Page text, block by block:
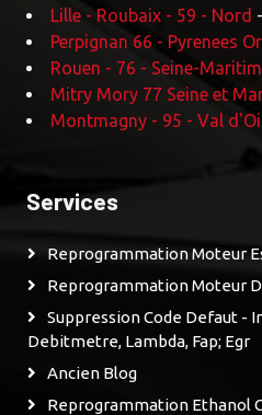
Lille - Roubaix - 59 - Nord -
Perpignan 66 - Pyrenees
Rouen - 76 - Seine-
Mitry Mory 77 Seine et
Montmagny - 95 - Val
Services
Reprogrammation Moteur
Reprogrammation Moteur
Suppression Code Defaut -
Debitmetre, Lambda, Fap; Egr
Ancien Blog
Reprogrammation Ethanol